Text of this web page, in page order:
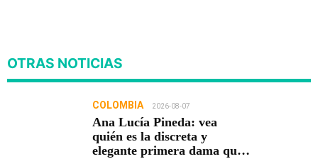
OTRAS NOTICIAS
COLOMBIA 2026-08-07
Ana Lucía Pineda: vea
quién es la discreta y
elegante primera dama que